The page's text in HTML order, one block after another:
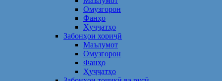
Омузгорон
Фанҳо
Ҳуҷҷатҳо
Забонҳои хориҷӣ
Маълумот
Омузгорон
Фанҳо
Ҳуҷҷатҳо